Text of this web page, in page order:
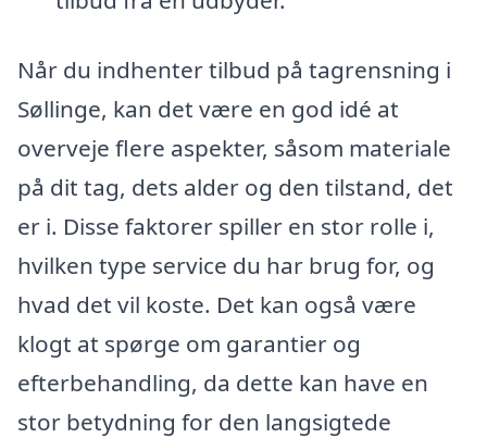
Når du indhenter tilbud på tagrensning i
Søllinge, kan det være en god idé at
overveje flere aspekter, såsom materiale
på dit tag, dets alder og den tilstand, det
er i. Disse faktorer spiller en stor rolle i,
hvilken type service du har brug for, og
hvad det vil koste. Det kan også være
klogt at spørge om garantier og
efterbehandling, da dette kan have en
stor betydning for den langsigtede